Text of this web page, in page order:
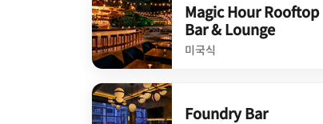
Magic Hour Rooftop
Bar & Lounge
미국식
undefined Magic Hour Rooftop Bar &
Foundry Bar